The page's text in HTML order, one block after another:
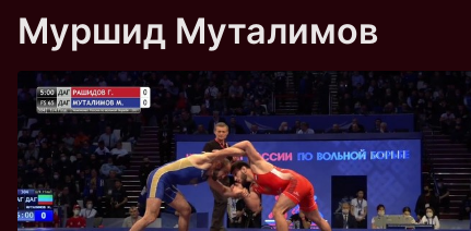
Муршид Муталимов